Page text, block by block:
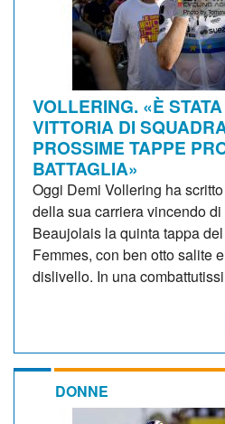
VOLLERING. «È
VITTORIA DI
PROSSIME TAPPE
BATTAGLIA»
Oggi Demi Vollering ha
della sua carriera vincendo
Beaujolais la quinta tappa
Femmes, con ben otto salite
dislivello. In una
DONNE